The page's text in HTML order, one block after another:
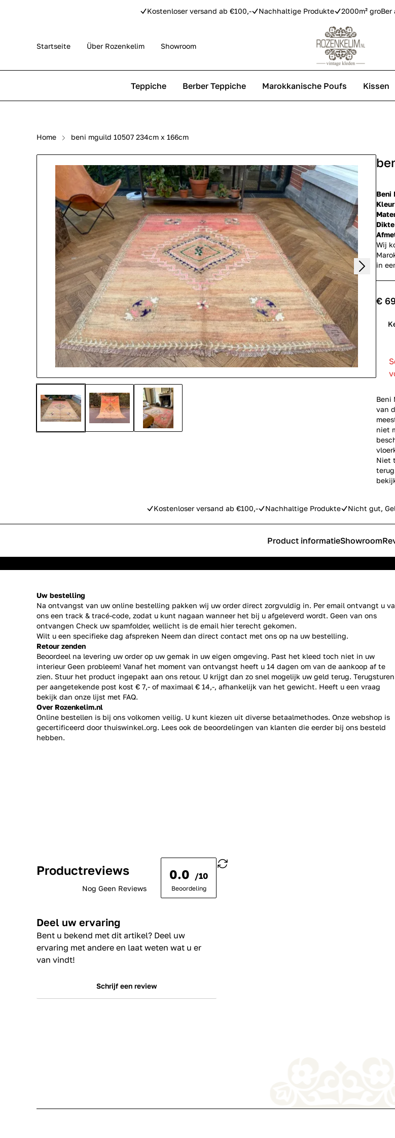
Kostenloser versand ab €100,- Nachhaltige Produkte 2000m²
Startseite Über Rozenkelim Showroom
Teppiche
Outdoor Teppiche
Perser Teppich Replica
Pip Studio Teppiche
Berber Teppiche
Beni Ourain Teppiche
Beni Mguild Teppiche
Marokkanische Poufs Kissen
Home beni mguild 10507 234cm x 166cm
Beni
Wij
in
€
Beni
van
niet
Niet
Kostenloser versand ab €100,- Nachhaltige Produkte Nicht gut,
Product informatieShowroom
Uw bestelling
Na ontvangst van uw online bestelling pakken wij uw order direct zorgvuldig in. Per email ontvangt u
ons een track & tracé-code, zodat u kunt nagaan wanneer het bij u afgeleverd wordt. Geen van ons
ontvangen Check uw spamfolder, wellicht is de email hier terecht gekomen.
Wilt u een specifieke dag afspreken Neem dan direct contact met ons op na uw bestelling.
Retour zenden
Beoordeel na levering uw order op uw gemak in uw eigen omgeving. Past het kleed toch niet in uw
interieur Geen probleem! Vanaf het moment van ontvangst heeft u 14 dagen om van de aankoop af te
zien. Stuur het product ingepakt aan ons retour. U krijgt dan zo snel mogelijk uw geld terug. Terugsturen
per aangetekende post kost € 7,- of maximaal € 14,-, afhankelijk van het gewicht. Heeft u een vraag
bekijk dan onze lijst met FAQ.
Over Rozenkelim.nl
Online bestellen is bij ons volkomen veilig. U kunt kiezen uit diverse betaalmethodes. Onze webshop is
gecertificeerd door thuiswinkel.org. Lees ook de beoordelingen van klanten die eerder bij ons besteld
hebben.
Productreviews
Nog Geen Reviews
0.0 /10
Beoordeling
Deel uw ervaring
Bent u bekend met dit artikel? Deel uw
ervaring met andere en laat weten wat u er
van vindt!
Schrijf een review